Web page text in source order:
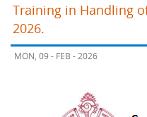
Training in Handling
2026.
MON, 09 - FEB - 2026